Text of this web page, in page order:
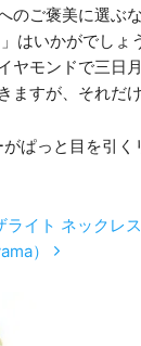
のご褒美に選ぶ
はいかがでしょ
ヤモンドで三日
ますが、それだ
ぱっと目を引
イト ネックレ
）